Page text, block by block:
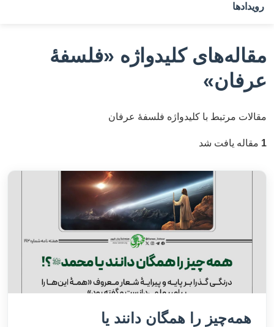
رویدادها
مقاله‌های کلیدواژه «فلسفۀ
عرفان»
مقالات مرتبط با کلیدواژه فلسفۀ عرفان
1 مقاله یافت شد
همه‌چیز را همگان دانند یا